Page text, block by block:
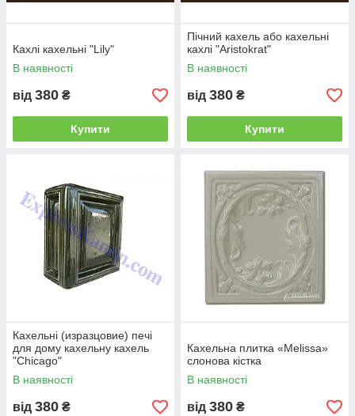
Кахлі кахельні "Lily"
В наявності
від 380 ₴
Купити
Пічний кахель або кахельні
кахлі "Aristokrat"
В наявності
від 380 ₴
Купити
Кахельні (изразцовие) печі
для дому кахельну кахель
"Chicago"
В наявності
від 380 ₴
Кахельна плитка «Melissa»
слонова кістка
В наявності
від 380 ₴